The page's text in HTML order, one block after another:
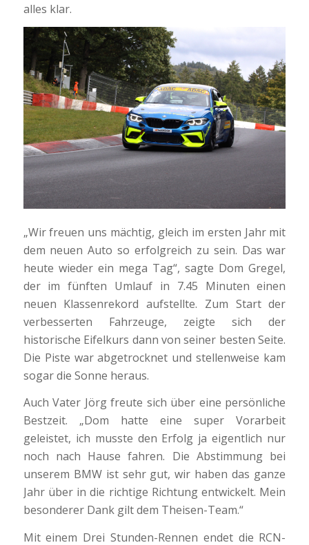
alles klar.
„Wir freuen uns mächtig, gleich im ersten Jahr mit
dem neuen Auto so erfolgreich zu sein. Das war
heute wieder ein mega Tag“, sagte Dom Gregel,
der im fünften Umlauf in 7.45 Minuten einen
neuen Klassenrekord aufstellte. Zum Start der
verbesserten Fahrzeuge, zeigte sich der
historische Eifelkurs dann von seiner besten Seite.
Die Piste war abgetrocknet und stellenweise kam
sogar die Sonne heraus.
Auch Vater Jörg freute sich über eine persönliche
Bestzeit. „Dom hatte eine super Vorarbeit
geleistet, ich musste den Erfolg ja eigentlich nur
noch nach Hause fahren. Die Abstimmung bei
unserem BMW ist sehr gut, wir haben das ganze
Jahr über in die richtige Richtung entwickelt. Mein
besonderer Dank gilt dem Theisen-Team.“
Mit einem Drei Stunden-Rennen endet die RCN-